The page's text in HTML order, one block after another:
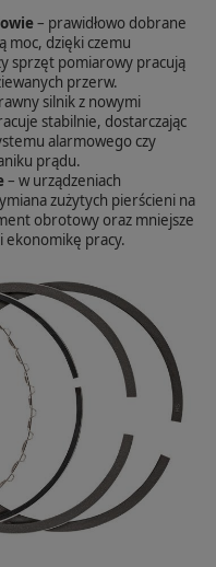
– prawidłowo dobrane
moc, dzięki czemu
sprzęt pomiarowy pracują
przerw.
silnik z nowymi
stabilnie, dostarczając
alarmowego czy
prądu.
– w urządzeniach
zużytych pierścieni na
obrotowy oraz mniejsze
pracy.